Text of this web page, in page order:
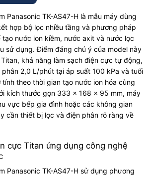
Panasonic TK-AS47-H là mẫu máy dùng
hợp bộ lọc nhiều tầng và phương pháp
nước ion kiềm, nước axit và nước lọc
sử dụng. Điểm đáng chú ý của model này
khả năng làm sạch điện cực tự động,
2,0 L/phút tại áp suất 100 kPa và tuổi
theo thời gian tạo nước ion hóa cùng
kích thước gọn 333 x 168 x 95 mm, máy
vực bếp gia đình hoặc các không gian
cần thiết bị lọc và điện phân rõ ràng về
cực Titan ứng dụng công nghệ
Panasonic TK-AS47-H sử dụng phương